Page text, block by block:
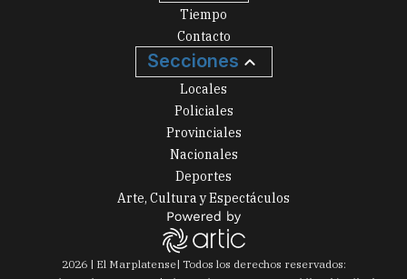
Tiempo
Contacto
Secciones
Locales
Policiales
Provinciales
Nacionales
Deportes
Arte, Cultura y Espectáculos
2026| El Marplatense| Todos los derechos reservados: